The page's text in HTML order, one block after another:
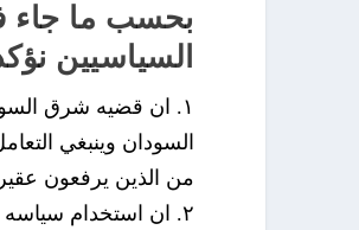
بحسب ما جاء
السياسيين
١. ان قضيه شرق
السودان وينبغي
من الذين يرفعون
٢. ان استخدام